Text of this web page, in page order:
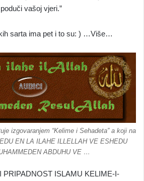
poduči vašoj vjeri.”
sarta ima pet i to su: ) …Više…
izgovaranjem “Kelime i Sehadeta” a koji na
EN LA ILAHE ILLELLAH VE ESHEDU
ABDUHU VE …
PRIPADNOST ISLAMU KELIME-I-